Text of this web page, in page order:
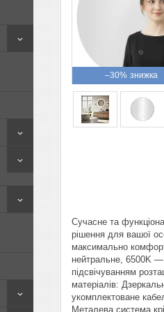
–30%
Сучасне та
рішення для вашої
максимально
нейтральне, 6500K —
підсвічуванням
матеріалів:
укомплектоване
Металева система